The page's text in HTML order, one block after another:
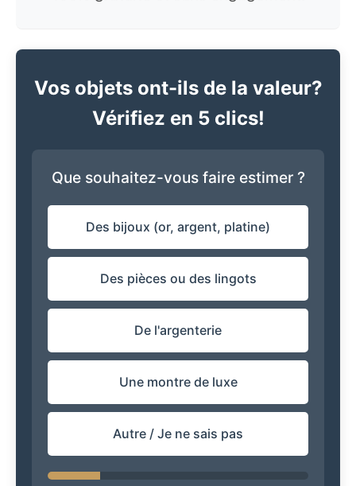
Vos objets ont-ils de la valeur?
Vérifiez en 5 clics!
Que souhaitez-vous faire estimer ?
Des bijoux (or, argent, platine)
Des pièces ou des lingots
De l'argenterie
Une montre de luxe
Autre / Je ne sais pas